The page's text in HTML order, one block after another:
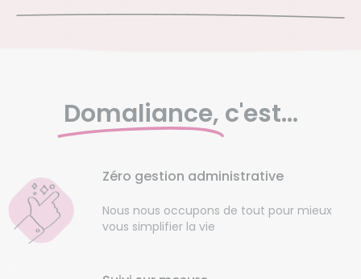
Domaliance, c'est...
Zéro gestion administrative
Nous nous occupons de tout pour mieux
vous simplifier la vie